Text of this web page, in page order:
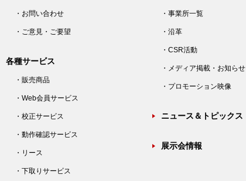
・お問い合わせ
・ご意見・ご要望
各種サービス
・販売商品
・Web会員サービス
・校正サービス
・動作確認サービス
・リース
・下取りサービス
・事業所一覧
・沿革
・CSR活動
・メディア掲載・お知らせ
・プロモーション映像
ニュース＆トピックス
展示会情報